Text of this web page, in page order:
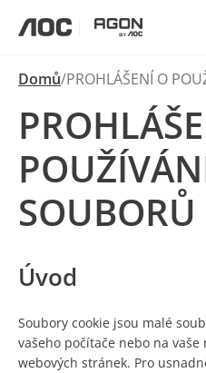
Domů PROHLÁŠENÍ O
Úvod
Soubory cookie jsou malé
vašeho počítače nebo na
webových stránek. Pro